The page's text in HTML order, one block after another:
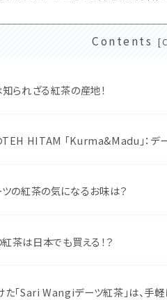
Contents
られざる紅茶の産地！
HITAM 「Kurma&Madu」：デ
ツの紅茶の気になるお味は？
茶は日本でも買える！？
た「Sari Wangiデーツ紅茶」は、手